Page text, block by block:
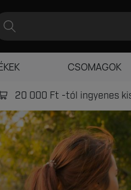
20 000 Ft -tól ingyenes
CSOMAGOK